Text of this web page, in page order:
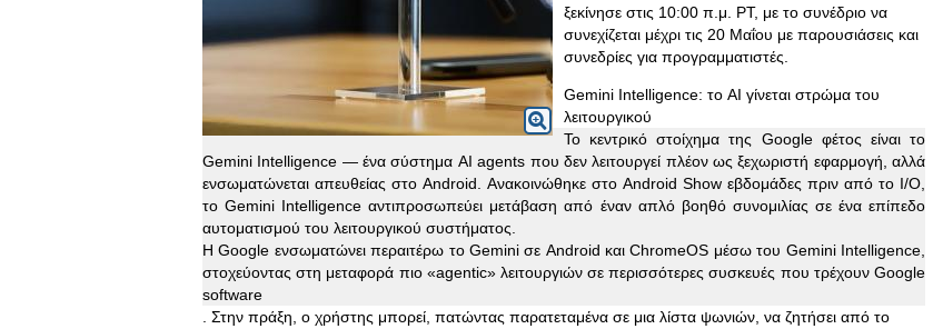
ξεκίνησε στις 10:00 π.μ. PT, με το συνέδριο να
συνεχίζεται μέχρι τις 20 Μαΐου με παρουσιάσεις και
συνεδρίες για προγραμματιστές.
Gemini Intelligence: το AI γίνεται στρώμα του
λειτουργικού
Το κεντρικό στοίχημα της Google φέτος είναι το
Gemini Intelligence — ένα σύστημα AI agents που δεν λειτουργεί πλέον ως ξεχωριστή εφαρμογή, αλλά
ενσωματώνεται απευθείας στο Android. Ανακοινώθηκε στο Android Show εβδομάδες πριν από το I/O,
το Gemini Intelligence αντιπροσωπεύει μετάβαση από έναν απλό βοηθό συνομιλίας σε ένα επίπεδο
αυτοματισμού του λειτουργικού συστήματος.
Η Google ενσωματώνει περαιτέρω το Gemini σε Android και ChromeOS μέσω του Gemini Intelligence,
στοχεύοντας στη μεταφορά πιο «agentic» λειτουργιών σε περισσότερες συσκευές που τρέχουν Google
software
. Στην πράξη, ο χρήστης μπορεί, πατώντας παρατεταμένα σε μια λίστα ψωνιών, να ζητήσει από το